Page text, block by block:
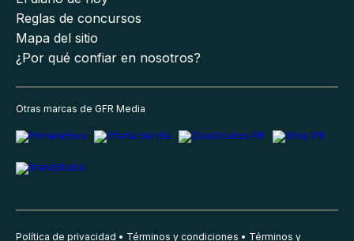
Reglas de concursos
Mapa del sitio
¿Por qué confiar en nosotros?
Otras marcas de GFR Media
Política de privacidad Términos y condiciones Términos y